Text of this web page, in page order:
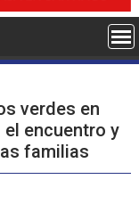
verdes en
encuentro y
familias